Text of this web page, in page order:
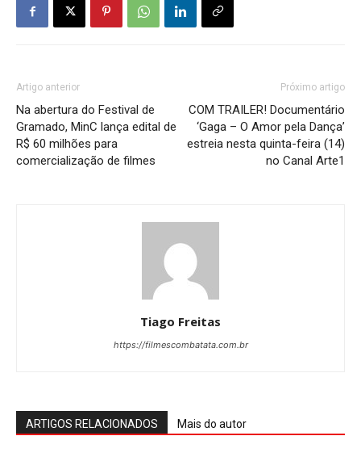
Artigo anterior
Na abertura do Festival de
Gramado, MinC lança edital de
R$ 60 milhões para
comercialização de filmes
Próximo artigo
COM TRAILER! Documentário
‘Gaga – O Amor pela Dança’
estreia nesta quinta-feira (14)
no Canal Arte1
Tiago Freitas
https://filmescombatata.com.br
ARTIGOS RELACIONADOS Mais do autor